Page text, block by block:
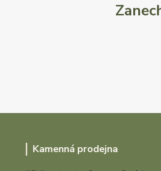
Kamenná prodejna